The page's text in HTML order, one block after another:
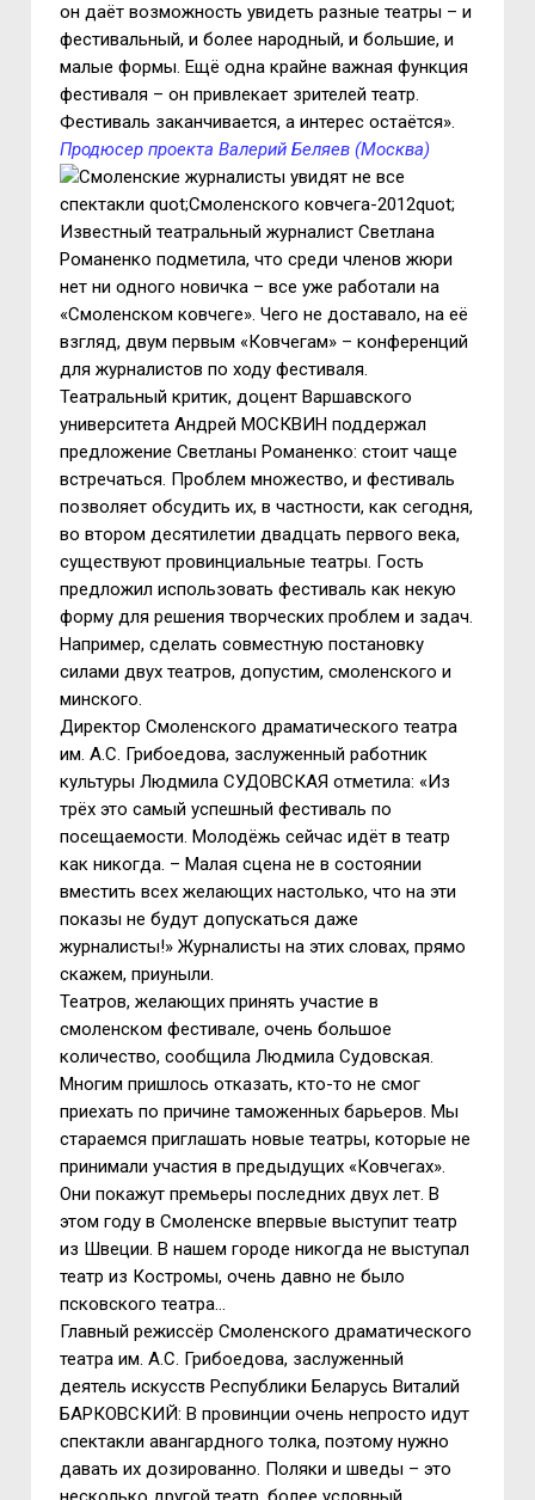
он даёт возможность увидеть разные театры – и
фестивальный, и более народный, и большие, и
малые формы. Ещё одна крайне важная функция
фестиваля – он привлекает зрителей театр.
Фестиваль заканчивается, а интерес остаётся».
Продюсер проекта Валерий Беляев (Москва)
Известный театральный журналист Светлана
Романенко подметила, что среди членов жюри
нет ни одного новичка – все уже работали на
«Смоленском ковчеге». Чего не доставало, на её
взгляд, двум первым «Ковчегам» – конференций
для журналистов по ходу фестиваля.
Театральный критик, доцент Варшавского
университета Андрей МОСКВИН поддержал
предложение Светланы Романенко: стоит чаще
встречаться. Проблем множество, и фестиваль
позволяет обсудить их, в частности, как сегодня,
во втором десятилетии двадцать первого века,
существуют провинциальные театры. Гость
предложил использовать фестиваль как некую
форму для решения творческих проблем и задач.
Например, сделать совместную постановку
силами двух театров, допустим, смоленского и
минского.
Директор Смоленского драматического театра
им. А.С. Грибоедова, заслуженный работник
культуры Людмила СУДОВСКАЯ отметила: «Из
трёх это самый успешный фестиваль по
посещаемости. Молодёжь сейчас идёт в театр
как никогда. – Малая сцена не в состоянии
вместить всех желающих настолько, что на эти
показы не будут допускаться даже
журналисты!» Журналисты на этих словах, прямо
скажем, приуныли.
Театров, желающих принять участие в
смоленском фестивале, очень большое
количество, сообщила Людмила Судовская.
Многим пришлось отказать, кто-то не смог
приехать по причине таможенных барьеров. Мы
стараемся приглашать новые театры, которые не
принимали участия в предыдущих «Ковчегах».
Они покажут премьеры последних двух лет. В
этом году в Смоленске впервые выступит театр
из Швеции. В нашем городе никогда не выступал
театр из Костромы, очень давно не было
псковского театра…
Главный режиссёр Смоленского драматического
театра им. А.С. Грибоедова, заслуженный
деятель искусств Республики Беларусь Виталий
БАРКОВСКИЙ: В провинции очень непросто идут
спектакли авангардного толка, поэтому нужно
давать их дозированно. Поляки и шведы – это